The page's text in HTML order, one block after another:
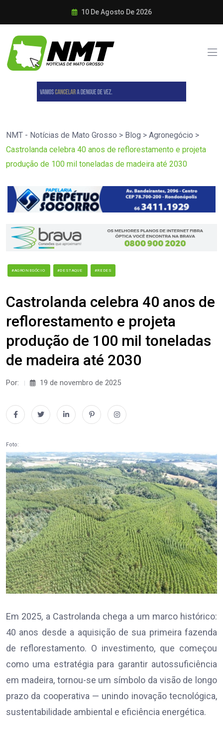
10 De Agosto De 2026
NMT - Notícias de Mato Grosso > Blog > Agronegócio >
Castrolanda celebra 40 anos de reflorestamento e projeta
produção de 100 mil toneladas de madeira até 2030
#AGRONEGÓCIO #DESTAQUE #REDES
Castrolanda celebra 40 anos de
reflorestamento e projeta
produção de 100 mil toneladas
de madeira até 2030
Por: 19 de novembro de 2025
Foto:
Em 2025, a Castrolanda chega a um marco histórico:
40 anos desde a aquisição de sua primeira fazenda
de reflorestamento. O investimento, que começou
como uma estratégia para garantir autossuficiência
em madeira, tornou-se um símbolo da visão de longo
prazo da cooperativa — unindo inovação tecnológica,
sustentabilidade ambiental e eficiência energética.